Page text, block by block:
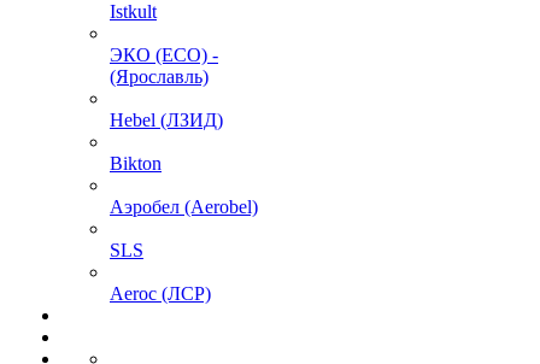
Istkult
ЭКО (ECO) -
(Ярославль)
Hebel (ЛЗИД)
Bikton
Аэробел (Aerobel)
SLS
Aeroc (ЛСР)